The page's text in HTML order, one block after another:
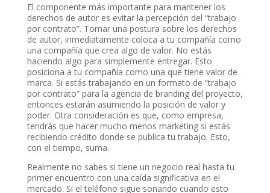
El componente más importante para mantener los
derechos de autor es evitar la percepción del “trabajo
por contrato”. Tomar una postura sobre los derechos
de autor, inmediatamente coloca a tu compañía como
una compañía que crea algo de valor. No estás
haciendo algo para simplemente entregar. Esto
posiciona a tu compañía como una que tiene valor de
marca. Si estás trabajando en un formato de “trabajo
por contrato” para la agencia de branding del proyecto,
entonces estarán asumiendo la posición de valor y
poder. Otra consideración es que, como empresa,
tendrás que hacer mucho menos marketing si estás
recibiendo crédito donde se publica tu trabajo. Esto,
con el tiempo, suma.
Realmente no sabes si tiene un negocio real hasta tu
primer encuentro con una caída significativa en el
mercado. Si el teléfono sigue sonando cuando esto